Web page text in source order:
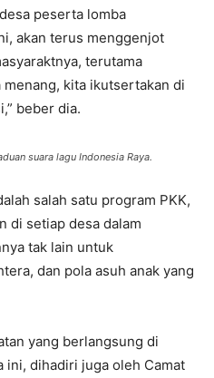
peserta lomba
akan terus menggenjot
terutama
menang, kita ikutsertakan di
beber dia.
suara lagu Indonesia Raya.
salah satu program PKK,
di setiap desa dalam
tak lain untuk
dan pola asuh anak yang
yang berlangsung di
ini, dihadiri juga oleh Camat